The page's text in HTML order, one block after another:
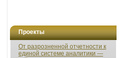
Проекты
От разрозненной отчетности к
единой системе аналитики —